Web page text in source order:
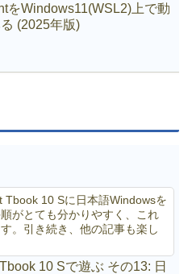
をWindows11(WSL2)上で動
(2025年版)
Tbook 10 Sに日本語Windowsを
がとても分かりやすく、これ
。引き続き、他の記事も楽し
10 Sで遊ぶ その13: 日